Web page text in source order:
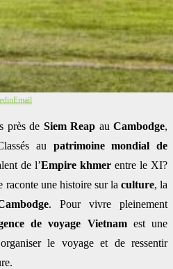
Email
près de Siem Reap auCambodge,
au patrimoine mondial de
de l’Empire khmer entre le XI?
raconte une histoire sur la culture, la
. Pour vivre pleinement
de voyage Vietnam est une
le voyage et de ressentir